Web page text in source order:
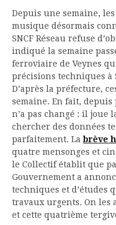
Depuis une semaine,
musique désormais
SNCF Réseau refuse
indiqué la semaine
ferroviaire de Veynes
précisions techniques à
D’après la préfecture,
semaine. En fait, depuis
n’a pas changé : il joue
chercher des données
parfaitement. Labrève
quatre mensonges et
le Collectif établit que
Gouvernement a
techniques et d’études
travaux urgents. On les
et cette quatrième